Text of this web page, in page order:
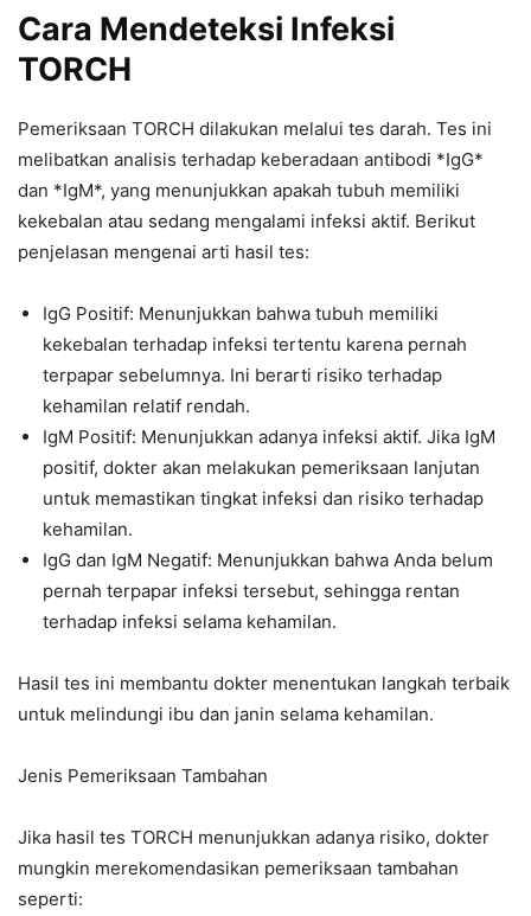
Cara Mendeteksi Infeksi
TORCH
Pemeriksaan TORCH dilakukan melalui tes darah. Tes ini
melibatkan analisis terhadap keberadaan antibodi *IgG*
dan *IgM*, yang menunjukkan apakah tubuh memiliki
kekebalan atau sedang mengalami infeksi aktif. Berikut
penjelasan mengenai arti hasil tes:
IgG Positif: Menunjukkan bahwa tubuh memiliki
kekebalan terhadap infeksi tertentu karena pernah
terpapar sebelumnya. Ini berarti risiko terhadap
kehamilan relatif rendah.
IgM Positif: Menunjukkan adanya infeksi aktif. Jika IgM
positif, dokter akan melakukan pemeriksaan lanjutan
untuk memastikan tingkat infeksi dan risiko terhadap
kehamilan.
IgG dan IgM Negatif: Menunjukkan bahwa Anda belum
pernah terpapar infeksi tersebut, sehingga rentan
terhadap infeksi selama kehamilan.
Hasil tes ini membantu dokter menentukan langkah terbaik
untuk melindungi ibu dan janin selama kehamilan.
Jenis Pemeriksaan Tambahan
Jika hasil tes TORCH menunjukkan adanya risiko, dokter
mungkin merekomendasikan pemeriksaan tambahan
seperti: